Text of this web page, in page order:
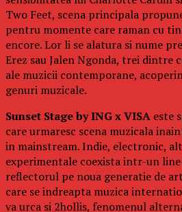
Two Feet, scena principala
pentru momente care raman cu
encore. Lor li se alatura si nume
Erez sau Jalen Ngonda, trei dintre
ale muzicii contemporane,
genuri muzicale.
Sunset Stage by ING x VISA este
care urmaresc scena muzicala
in mainstream. Indie, electronic,
experimentale coexista intr-un
reflectorul pe noua generatie de
care se indreapta muzica
va urca si 2hollis, fenomenul